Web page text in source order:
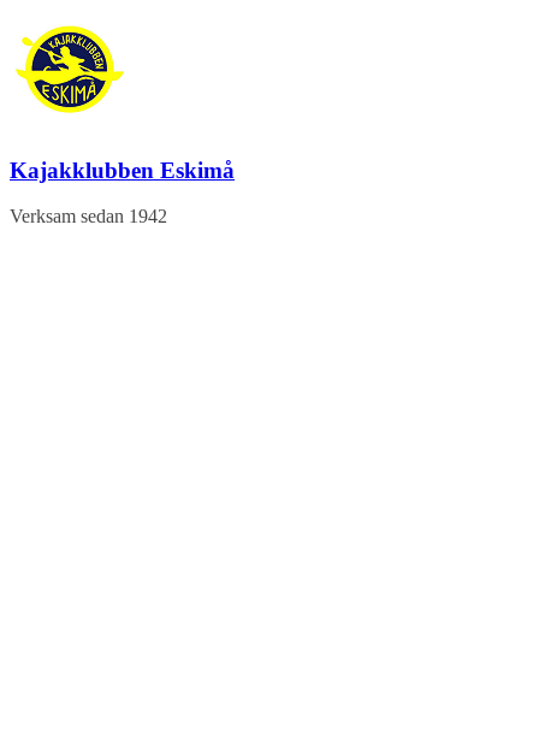
till
innehåll
Kajakklubben Eskimå
Verksam sedan 1942